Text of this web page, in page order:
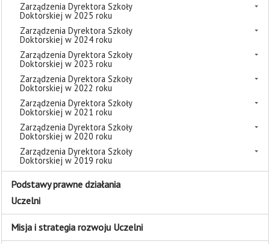
Zarządzenia Dyrektora Szkoły
Doktorskiej w 2025 roku
Zarządzenia Dyrektora Szkoły
Doktorskiej w 2024 roku
Zarządzenia Dyrektora Szkoły
Doktorskiej w 2023 roku
Zarządzenia Dyrektora Szkoły
Doktorskiej w 2022 roku
Zarządzenia Dyrektora Szkoły
Doktorskiej w 2021 roku
Zarządzenia Dyrektora Szkoły
Doktorskiej w 2020 roku
Zarządzenia Dyrektora Szkoły
Doktorskiej w 2019 roku
Podstawy prawne działania
Uczelni
Misja i strategia rozwoju Uczelni